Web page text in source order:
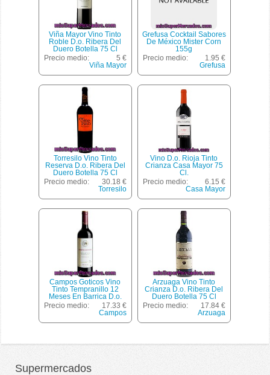
Viña Mayor Vino Tinto
Roble D.o. Ribera Del
Duero Botella 75 Cl
Precio medio:
5 €
Viña Mayor
Grefusa Cocktail Sabores
De México Mister Corn
155g
Precio medio:
1.95 €
Grefusa
Torresilo Vino Tinto
Reserva D.o. Ribera Del
Duero Botella 75 Cl
Precio medio:
30.18 €
Torresilo
Vino D.o. Rioja Tinto
Crianza Casa Mayor 75
Cl.
Precio medio:
6.15 €
Casa Mayor
Campos Goticos Vino
Tinto Tempranillo 12
Meses En Barrica D.o.
Ribera Del Duero
Solidario Crecer Jugando
Precio medio:
17.33 €
Campos
Arzuaga Vino Tinto
Crianza D.o. Ribera Del
Duero Botella 75 Cl
Precio medio:
17.84 €
Arzuaga
Supermercados